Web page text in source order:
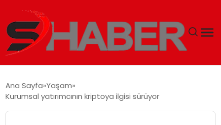
MAGAZIN
Ana Sayfa Yaşam
Kurumsal yatırımcının kriptoya ilgisi sürüyor